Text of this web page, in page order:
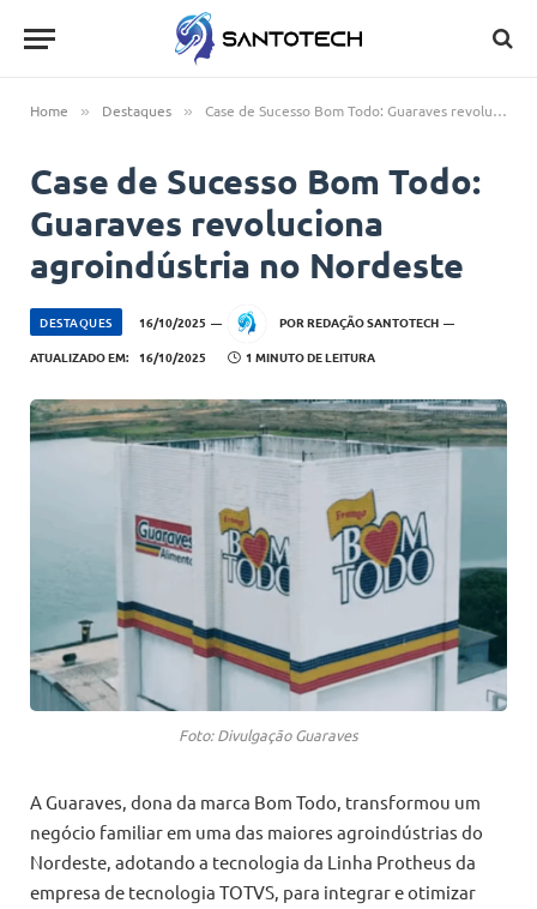
Home » Destaques » Case de Sucesso Bom Todo: Guaraves revoluciona agroindústria no Nordeste
Case de Sucesso Bom Todo:
Guaraves revoluciona
agroindústria no Nordeste
DESTAQUES 16/10/2025 POR REDAÇÃO SANTOTECH
ATUALIZADO EM: 16/10/2025 1 MINUTO DE LEITURA
Foto: Divulgação Guaraves
A Guaraves, dona da marca Bom Todo, transformou um
negócio familiar em uma das maiores agroindústrias do
Nordeste, adotando a tecnologia da Linha Protheus da
empresa de tecnologia TOTVS, para integrar e otimizar